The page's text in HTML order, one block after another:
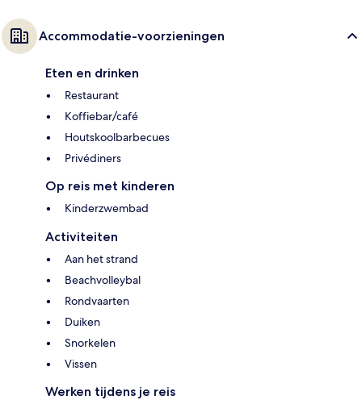
Accommodatie-voorzieningen
Eten en drinken
Restaurant
Koffiebar/café
Houtskoolbarbecues
Privédiners
Op reis met kinderen
Kinderzwembad
Activiteiten
Aan het strand
Beachvolleybal
Rondvaarten
Duiken
Snorkelen
Vissen
Werken tijdens je reis